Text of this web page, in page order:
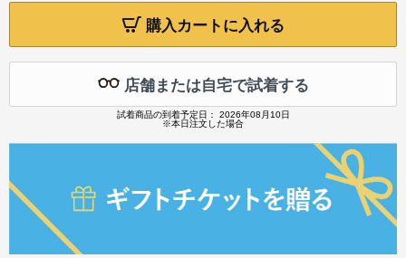
購入カートに入れる
店舗または自宅で試着する
試着商品の到着予定日： 2026年08月10日
※本日注文した場合